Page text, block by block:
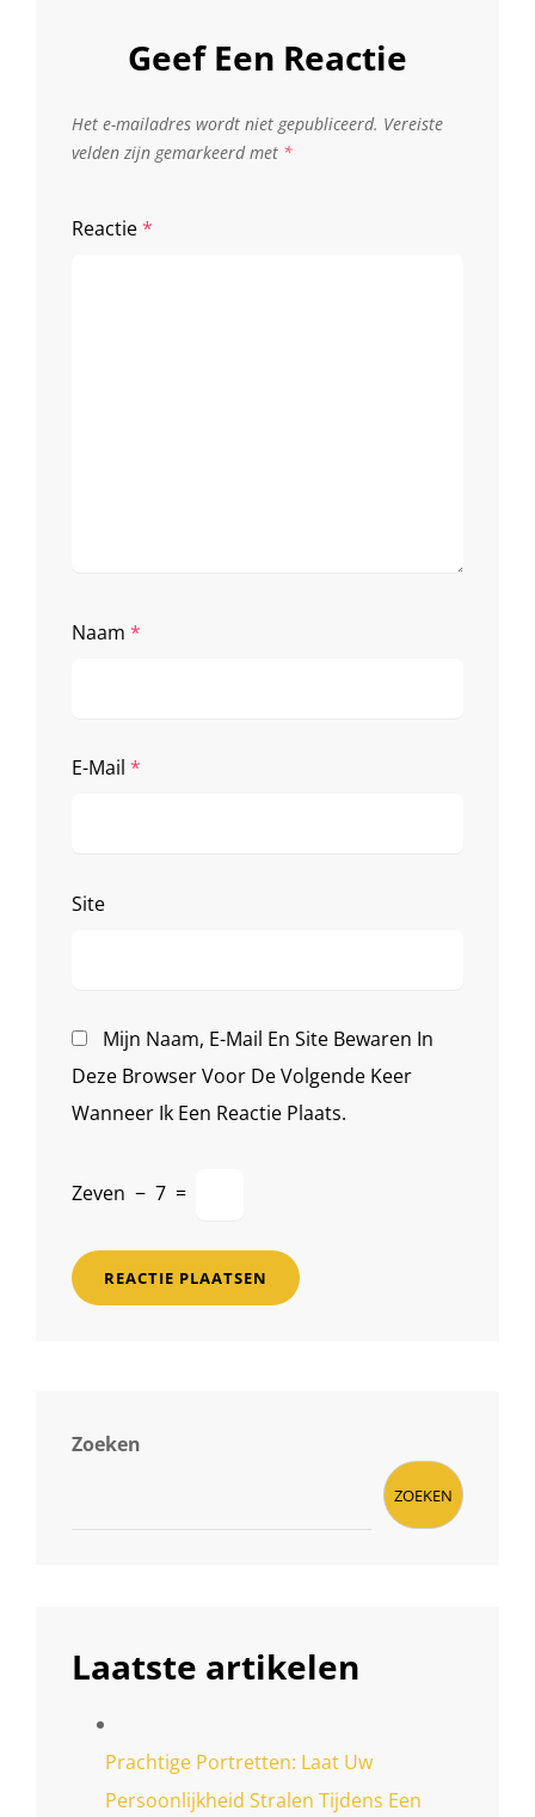
Geef Een Reactie
Het e-mailadres wordt niet gepubliceerd. Vereiste
velden zijn gemarkeerd met *
Reactie*
Naam *
E-Mail *
Site
Mijn Naam, E-Mail En Site Bewaren In
Deze Browser Voor De Volgende Keer
Wanneer Ik Een Reactie Plaats.
Zeven − 7 =
Zoeken
ZOEKEN
Laatste artikelen
Prachtige Portretten: Laat Uw
Persoonlijkheid Stralen Tijdens Een